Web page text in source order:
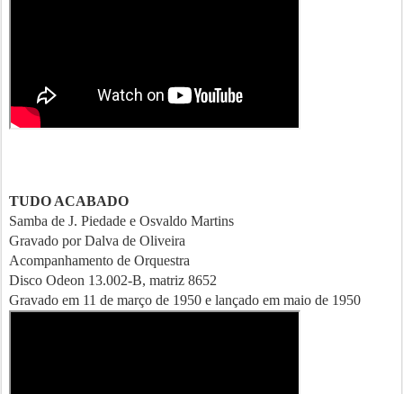
TUDO ACABADO
Samba de J. Piedade e Osvaldo Martins
Gravado por Dalva de Oliveira
Acompanhamento de Orquestra
Disco Odeon 13.002-B, matriz 8652
Gravado em 11 de março de 1950 e lançado em maio de 1950